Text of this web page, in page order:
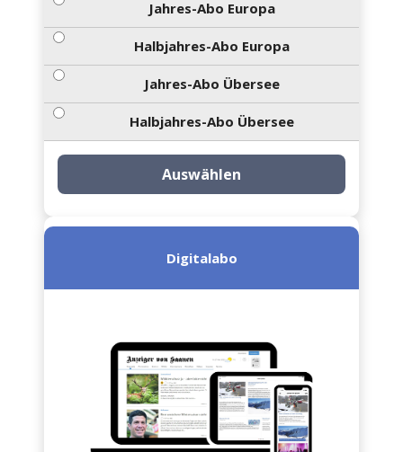
Jahres-Abo Europa
Halbjahres-Abo Europa
Jahres-Abo Übersee
Halbjahres-Abo Übersee
Auswählen
Digitalabo